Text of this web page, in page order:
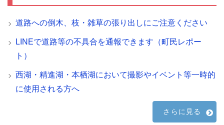
道路への倒木、枝・雑草の張り出しにご注意ください
LINEで道路等の不具合を通報できます（町民レポー
ト）
西湖・精進湖・本栖湖において撮影やイベント等一時的
に使用される方へ
さらに見る